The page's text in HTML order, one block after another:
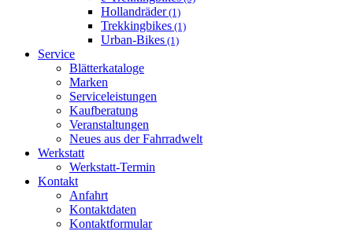
Hollandräder(1)
Trekkingbikes (1)
Urban-Bikes (1)
Service
Blätterkataloge
Marken
Serviceleistungen
Kaufberatung
Veranstaltungen
Neues aus der Fahrradwelt
Werkstatt
Werkstatt-Termin
Kontakt
Anfahrt
Kontaktdaten
Kontaktformular